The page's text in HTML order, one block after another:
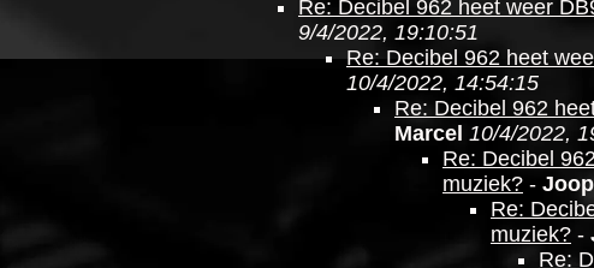
Re: Decibel 962 heet weer
9/4/2022, 19:10:51
Re: Decibel 962 heet
10/4/2022, 14:54:15
Re: Decibel 962
Marcel 10/4/2022,
Re: Decibel
muziek? - Joop
Re:
muziek? -
Re: